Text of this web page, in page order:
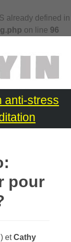
already defined in
on line 96
anti-stress
pour
etCathy